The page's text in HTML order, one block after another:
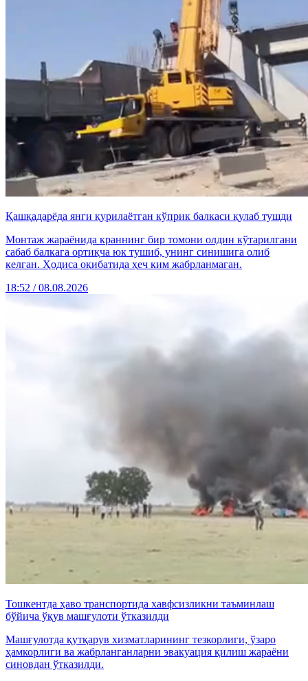
Қашқадарёда янги қурилаётган кўприк балкаси қулаб тушди
Монтаж жараёнида краннинг бир томони олдин кўтарилгани
сабаб балкага ортиқча юк тушиб, унинг синишига олиб
келган. Ҳодиса оқибатида ҳеч ким жабрланмаган.
18:52 / 08.08.2026
Тошкентда ҳаво транспортида хавфсизликни таъминлаш
бўйича ўқув машғулоти ўтказилди
Машғулотда қутқарув хизматларининг тезкорлиги, ўзаро
ҳамкорлиги ва жабрланганларни эвакуация қилиш жараёни
синовдан ўтказилди.